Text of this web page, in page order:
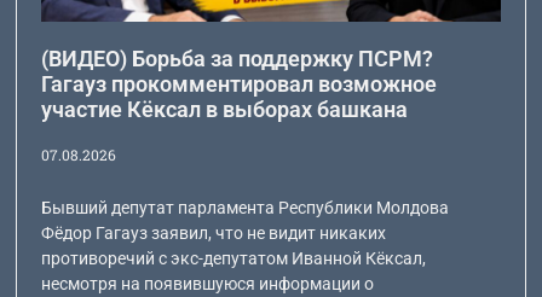
(ВИДЕО) Борьба за поддержку ПСРМ?
Гагауз прокомментировал возможное
участие Кёксал в выборах башкана
07.08.2026
Бывший депутат парламента Республики Молдова
Фёдор Гагауз заявил, что не видит никаких
противоречий с экс-депутатом Иванной Кёксал,
несмотря на появившуюся информации о